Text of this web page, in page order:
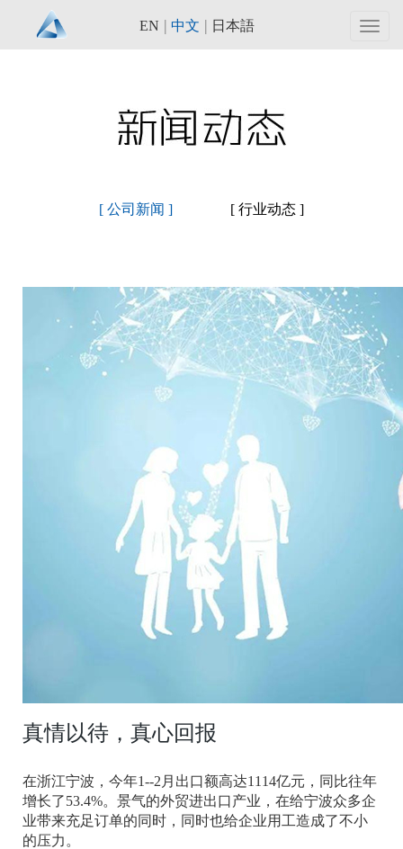
EN | 中文 | 日本語
[ 公司新闻 ] [ 行业动态 ]
真情以待，真心回报
在浙江宁波，今年1--2月出口额高达1114亿元，同比往年
增长了53.4%。景气的外贸进出口产业，在给宁波众多企
业带来充足订单的同时，同时也给企业用工造成了不小
的压力。